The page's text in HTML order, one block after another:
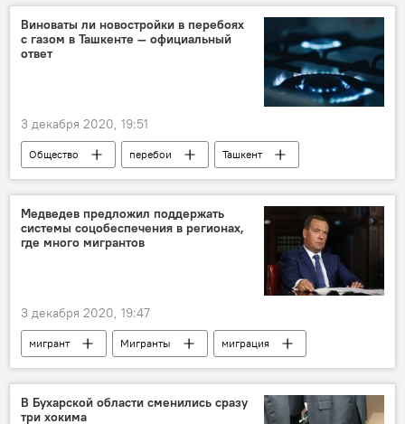
Образование
Общенациональное движение "Юксалиш"
Виноваты ли новостройки в перебоях
с газом в Ташкенте — официальный
ответ
3 декабря 2020, 19:51
Общество перебои
Ташкент
комментарий
газ
Медведев предложил поддержать
системы соцобеспечения в регионах,
где много мигрантов
3 декабря 2020, 19:47
мигрант Мигранты
миграция
трудовые мигранты
Россия
Дмитрий Медведев
В Бухарской области сменились сразу
три хокима